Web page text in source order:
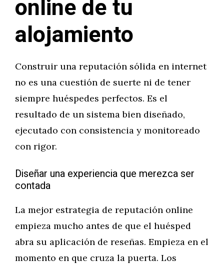
online de tu
alojamiento
Construir una reputación sólida en internet
no es una cuestión de suerte ni de tener
siempre huéspedes perfectos. Es el
resultado de un sistema bien diseñado,
ejecutado con consistencia y monitoreado
con rigor.
Diseñar una experiencia que merezca ser
contada
La mejor estrategia de reputación online
empieza mucho antes de que el huésped
abra su aplicación de reseñas. Empieza en el
momento en que cruza la puerta. Los